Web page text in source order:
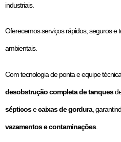
industriais.
Oferecemos serviços rápidos, seguros e
ambientais.
Com tecnologia de ponta e equipe
desobstrução completa de tanques
sépticosecaixas de gordura,
vazamentos e contaminações.